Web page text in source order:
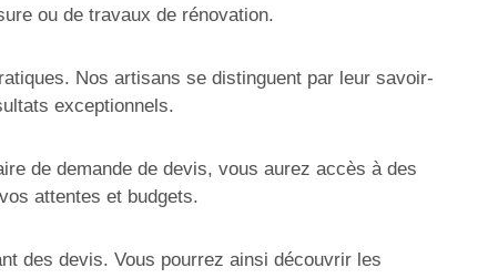
ou de travaux de rénovation.
Nos artisans se distinguent par leur savoir-
exceptionnels.
de demande de devis, vous aurez accès à des
attentes et budgets.
des devis. Vous pourrez ainsi découvrir les